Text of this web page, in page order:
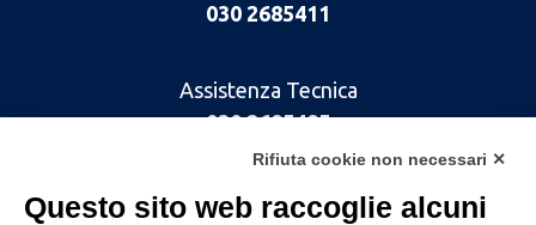
030 2685411
Assistenza Tecnica
030 2685485
Rifiuta cookie non necessari ✕
Questo sito web raccoglie alcuni